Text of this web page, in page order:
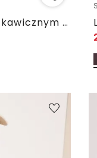
Blouson z zamkiem błyskawicznym i strukturą